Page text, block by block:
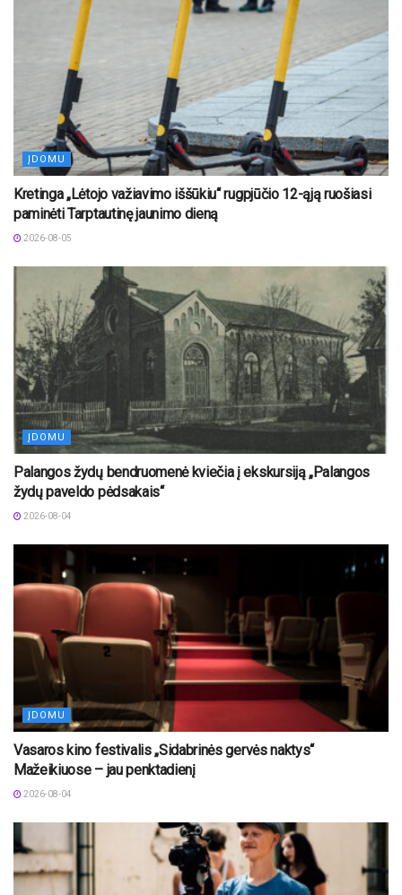
ĮDOMU
Kretinga „Lėtojo važiavimo iššūkiu“ rugpjūčio 12-ąją ruošiasi
paminėti Tarptautinę jaunimo dieną
2026-08-05
ĮDOMU
Palangos žydų bendruomenė kviečia į ekskursiją „Palangos
žydų paveldo pėdsakais“
2026-08-04
ĮDOMU
Vasaros kino festivalis „Sidabrinės gervės naktys“
Mažeikiuose – jau penktadienį
2026-08-04